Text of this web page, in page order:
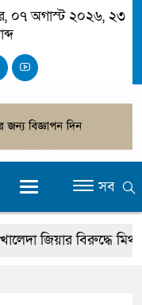
০৭ অগাস্ট ২০২৬, ২৩
সব
জিয়ার বিরুদ্ধে মিথ্যা